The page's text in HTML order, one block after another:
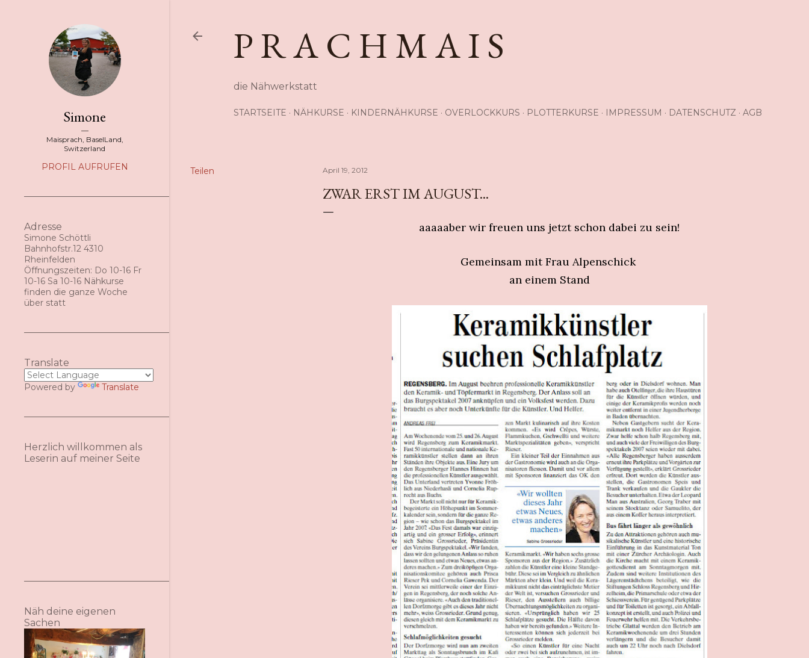
P R A C H M A I S
die Nähwerkstatt
STARTSEITE NÄHKURSE KINDERNÄHKURSE OVERLOCKKURS PLOTTERKURSE IMPRESSUM DATENSCHUTZ AGB
Teilen April 19, 2012
ZWAR ERST IM AUGUST...
aaaaaber wir freuen uns jetzt schon dabei zu sein!
Gemeinsam mit Frau Alpenschick
an einem Stand
Simone
Maisprach, BaselLand,
Switzerland
PROFIL AUFRUFEN
Adresse
Simone Schöttli
Bahnhofstr.12 4310
Rheinfelden
Öffnungszeiten: Do 10-16 Fr
10-16 Sa 10-16 Nähkurse
finden die ganze Woche
über statt
Translate
Powered by Translate
Herzlich willkommen als
Leserin auf meiner Seite
Näh deine eigenen
Sachen